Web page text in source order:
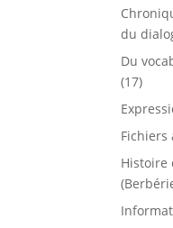
du
Du
(17)
Fichiers
Histoire